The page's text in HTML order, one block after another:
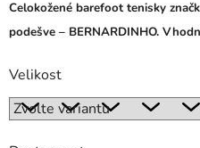
Celokožené barefoot tenisky
podešve – BERNARDINHO.
Velikost